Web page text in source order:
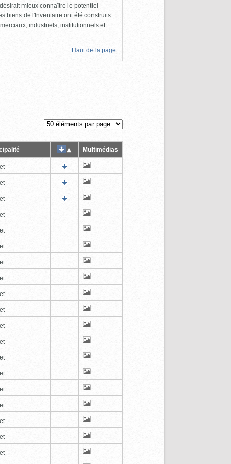
mieux connaître le potentiel
biens de l'Inventaire ont été construits
industriels, institutionnels et
Haut de la page
Multimédias